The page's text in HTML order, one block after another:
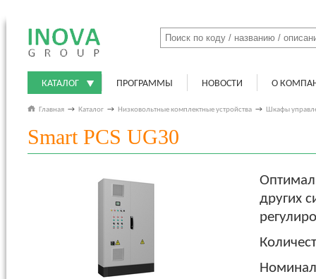
КАТАЛОГ ПРОГРАММЫ НОВОСТИ О
Главная → Каталог → Низковольтные комплектные устройства → Шкафы
Smart PCS UG30
других